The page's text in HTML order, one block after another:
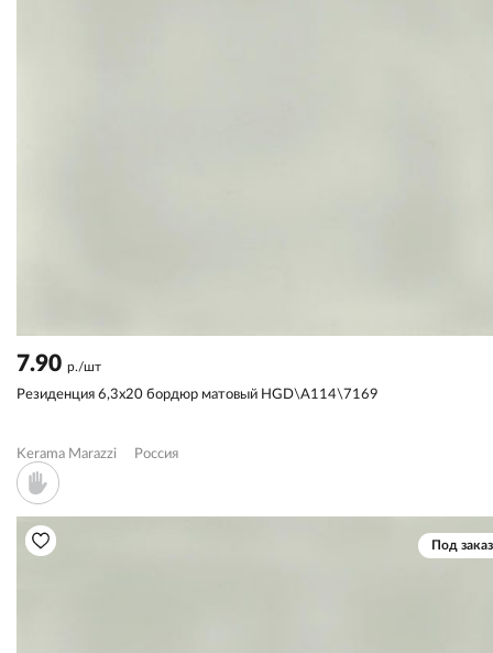
7.90 р./шт
Резиденция 6,3x20 бордюр матовый HGD\A114\7169
Kerama Marazzi Россия
Под заказ